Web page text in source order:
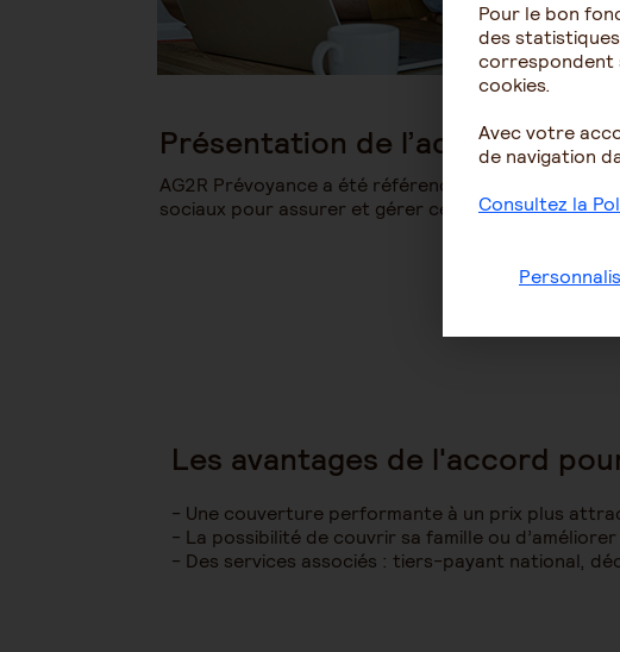
Présentation de l’accord
AG2R Prévoyance a été référencé avec AESIO par
sociaux pour assurer et gérer ce régime de frais de
Les avantages de l'accord
Une couverture performante à un prix plus
La possibilité de couvrir sa famille ou
Des services associés : tiers-payant national,
Pour le bon
des
correspondent
cookies.
Avec votre
de navigation
Consultez la